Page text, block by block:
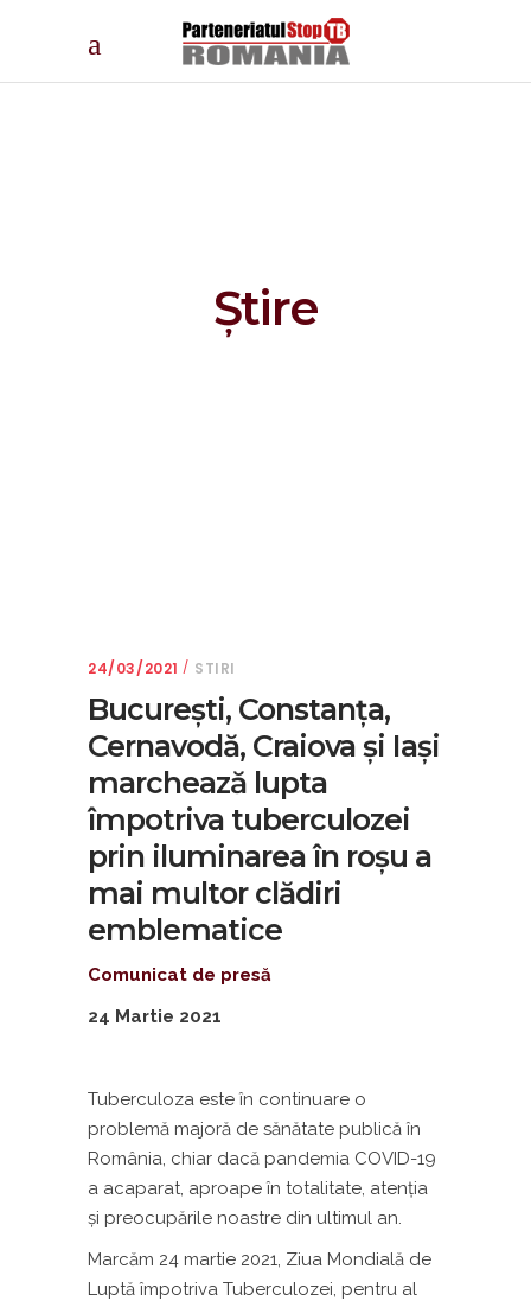
Știre
24/03/2021 STIRI
București, Constanța,
Cernavodă, Craiova și Iași
marchează lupta
împotriva tuberculozei
prin iluminarea în roșu a
mai multor clădiri
emblematice
Comunicat de presă
24 Martie 2021
Tuberculoza este în continuare o
problemă majoră de sănătate publică în
România, chiar dacă pandemia COVID-19
a acaparat, aproape în totalitate, atenția
și preocupările noastre din ultimul an.
Marcăm 24 martie 2021, Ziua Mondială de
Luptă împotriva Tuberculozei, pentru al